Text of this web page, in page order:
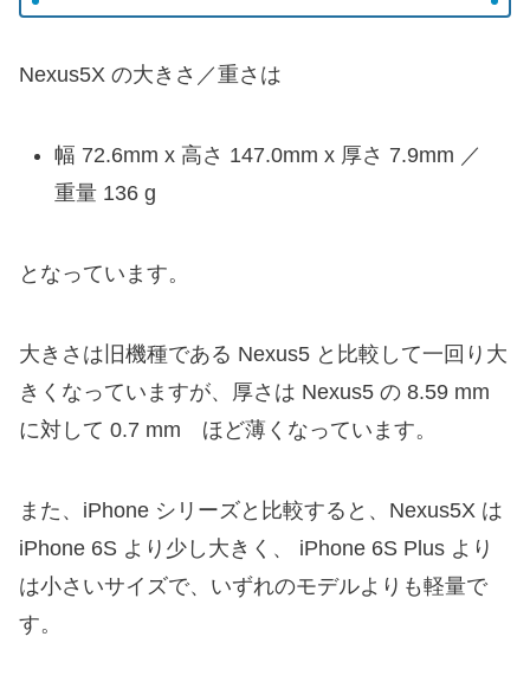
Nexus5X の大きさ／重さは
幅 72.6mm x 高さ 147.0mm x 厚さ 7.9mm ／
重量 136 g
となっています。
大きさは旧機種である Nexus5 と比較して一回り大
きくなっていますが、厚さは Nexus5 の 8.59 mm
に対して 0.7 mm ほど薄くなっています。
また、iPhone シリーズと比較すると、Nexus5X は
iPhone 6S より少し大きく、 iPhone 6S Plus より
は小さいサイズで、いずれのモデルよりも軽量で
す。